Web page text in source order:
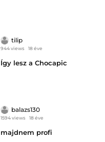
tilip
944 views 18 éve
Így lesz a Chocapic
balazs130
1594 views 18 éve
majdnem profi